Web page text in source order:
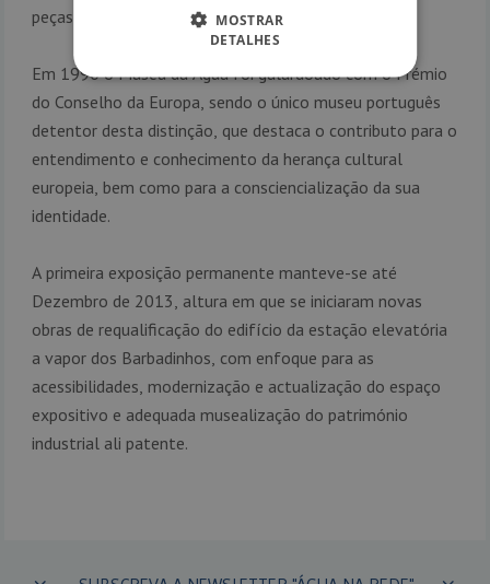
peças pertencentes ao acervo da Empresa.
Em 1990 o Museu da Água foi galardoado com o Prémio
do Conselho da Europa, sendo o único museu português
detentor desta distinção, que destaca o contributo para o
entendimento e conhecimento da herança cultural
europeia, bem como para a consciencialização da sua
identidade.
A primeira exposição permanente manteve-se até
Dezembro de 2013, altura em que se iniciaram novas
obras de requalificação do edifício da estação elevatória
a vapor dos Barbadinhos, com enfoque para as
acessibilidades, modernização e actualização do espaço
expositivo e adequada musealização do património
industrial ali patente.
MOSTRAR
DETALHES